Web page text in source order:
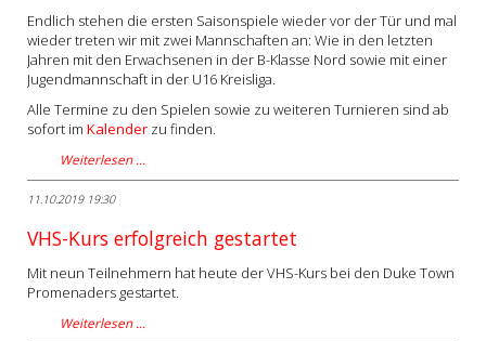
Endlich stehen die ersten Saisonspiele wieder vor der Tür und mal
wieder treten wir mit zwei Mannschaften an: Wie in den letzten
Jahren mit den Erwachsenen in der B-Klasse Nord sowie mit einer
Jugendmannschaft in der U16 Kreisliga.
Alle Termine zu den Spielen sowie zu weiteren Turnieren sind ab
sofort im Kalender zu finden.
Weiterlesen …
11.10.2019 19:30
VHS-Kurs erfolgreich gestartet
Mit neun Teilnehmern hat heute der VHS-Kurs bei den Duke Town
Promenaders gestartet.
Weiterlesen …